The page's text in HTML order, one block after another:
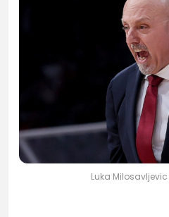
Luka Milosavljevic